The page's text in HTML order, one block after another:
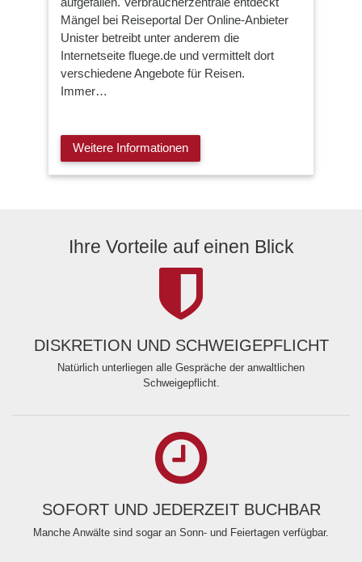
Mängel bei Reiseportal Der Online-Anbieter
Unister betreibt unter anderem die
Internetseite fluege.de und vermittelt dort
verschiedene Angebote für Reisen.
Immer…
Weitere Informationen
Ihre Vorteile auf einen Blick
DISKRETION UND SCHWEIGEPFLICHT
Natürlich unterliegen alle Gespräche der anwaltlichen
Schweigepflicht.
SOFORT UND JEDERZEIT BUCHBAR
Manche Anwälte sind sogar an Sonn- und Feiertagen verfügbar.